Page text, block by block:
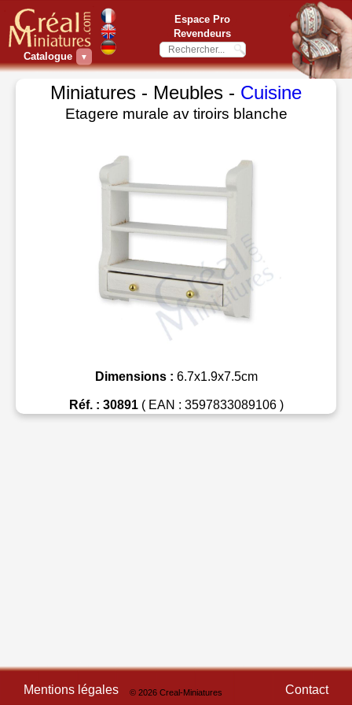
Catalogue ▼
Espace Pro
Revendeurs
Miniatures - Meubles - Cuisine
Etagere murale av tiroirs blanche
Dimensions : 6.7x1.9x7.5cm
Réf. : 30891( EAN : 3597833089106 )
Mentions légales © 2026 Creal-Miniatures Contact